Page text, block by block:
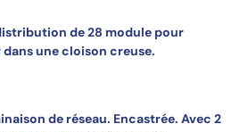
de 28 module pour
une cloison creuse.
de réseau. Encastrée. Avec 2